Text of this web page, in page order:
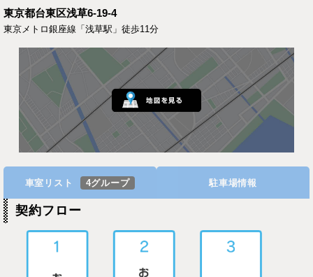
東京都台東区浅草6-19-4
東京メトロ銀座線「浅草駅」徒歩11分
車室リスト 4グループ 駐車場情報
契約フロー